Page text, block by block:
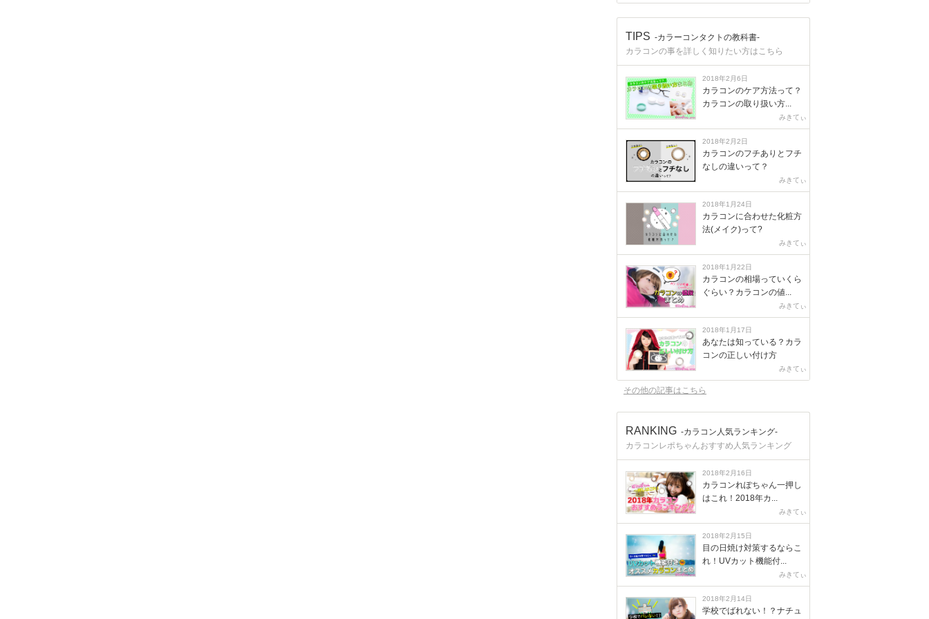
TIPS -カラーコンタクトの教科書-
カラコンの事を詳しく知りたい方はこちら
2018年2月6日
カラコンのケア方法って？
カラコンの取り扱い方...
みきてぃ
2018年2月2日
カラコンのフチありとフチ
なしの違いって？
みきてぃ
2018年1月24日
カラコンに合わせた化粧方
法(メイク)って?
みきてぃ
2018年1月22日
カラコンの相場っていくら
ぐらい？カラコンの値...
みきてぃ
2018年1月17日
あなたは知っている？カラ
コンの正しい付け方
みきてぃ
その他の記事はこちら
RANKING -カラコン人気ランキング-
カラコンレポちゃんおすすめ人気ランキング
2018年2月16日
カラコンれぽちゃん一押し
はこれ！2018年カ...
みきてぃ
2018年2月15日
目の日焼け対策するならこ
れ！UVカット機能付...
みきてぃ
2018年2月14日
学校でばれない！？ナチュ